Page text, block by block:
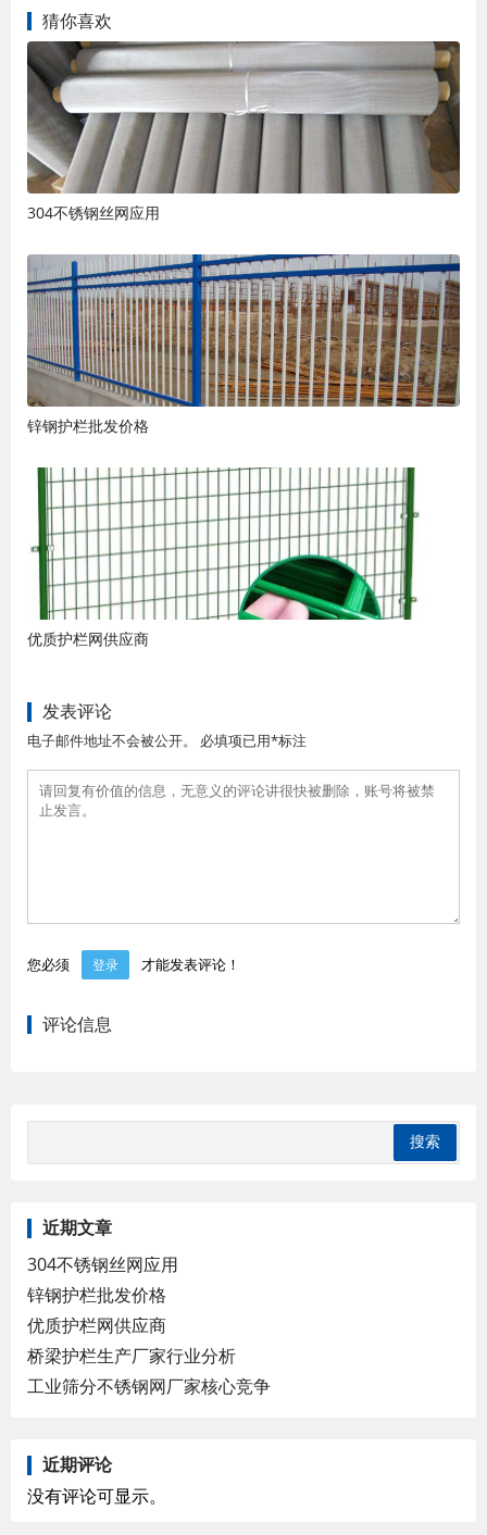
猜你喜欢
304不锈钢丝网应用
锌钢护栏批发价格
优质护栏网供应商
发表评论
电子邮件地址不会被公开。 必填项已用*标注
您必须 登录 才能发表评论！
评论信息
近期文章
304不锈钢丝网应用
锌钢护栏批发价格
优质护栏网供应商
桥梁护栏生产厂家行业分析
工业筛分不锈钢网厂家核心竞争
近期评论
没有评论可显示。